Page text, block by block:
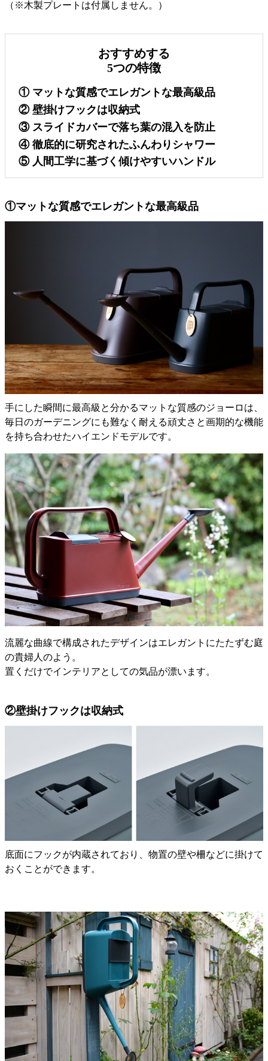
（※木製プレートは付属しません。）
おすすめする
5つの特徴
① マットな質感でエレガントな最高級品
②壁掛けフックは収納式
③ スライドカバーで落ち葉の混入を防止
④徹底的に研究されたふんわりシャワー
⑤ 人間工学に基づく傾けやすいハンドル
①マットな質感でエレガントな最高級品
手にした瞬間に最高級と分かるマットな質感のジョーロは、
毎日のガーデニングにも難なく耐える頑丈さと画期的な機能
を持ち合わせたハイエンドモデルです。
流麗な曲線で構成されたデザインはエレガントにたたずむ庭
の貴婦人のよう。
置くだけでインテリアとしての気品が漂います。
②壁掛けフックは収納式
底面にフックが内蔵されており、物置の壁や柵などに掛けて
おくことができます。